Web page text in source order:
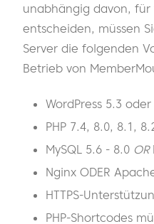
unabhängig davon, für
entscheiden, müssen
Server die folgenden
Betrieb von
WordPress 5.3
PHP 7.4, 8.0, 8.1,
MySQL 5.6 - 8.0 OR
Nginx ODER
HTTPS-
PHP-Shortcodes